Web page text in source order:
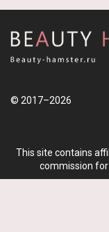
© 2017–2026
This site contains
commission for